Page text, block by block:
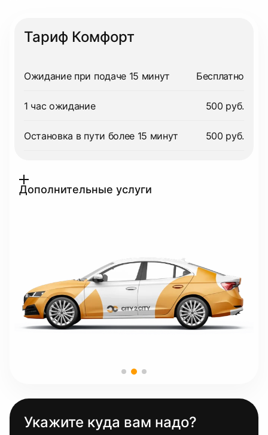
Тариф Комфорт
Ожидание при подаче 15 минут Бесплатно
1 час ожидание 500 руб.
Остановка в пути более 15 минут 500 руб.
Дополнительные услуги
Укажите куда вам надо?